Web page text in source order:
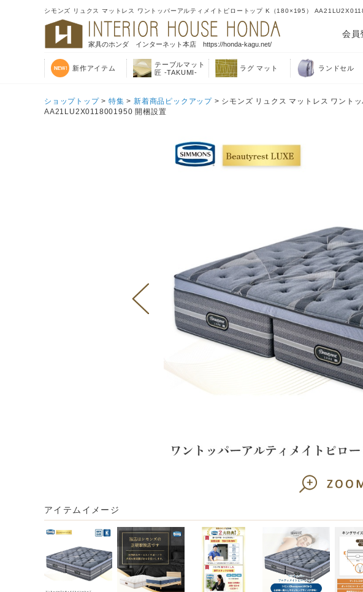
シモンズ リュクス マットレス ワントッパーアルティメイトピロートップ K（180×195）
家具のホンダ インターネット本店 https://honda-kagu.net/
会員
新作アイテム
テーブルマット
匠 -TAKUMI-
ラグ マット ランドセル
ショップトップ> 特集 >新着商品ピックアップ > シモンズ リュクス マットレス ワント
AA21LU2X0118001950 開梱設置
アイテムイメージ